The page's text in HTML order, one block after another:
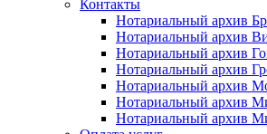
Контакты
Нотариальный архив
Нотариальный архив
Нотариальный архив
Нотариальный архив
Нотариальный архив
Нотариальный архив
Нотариальный архив